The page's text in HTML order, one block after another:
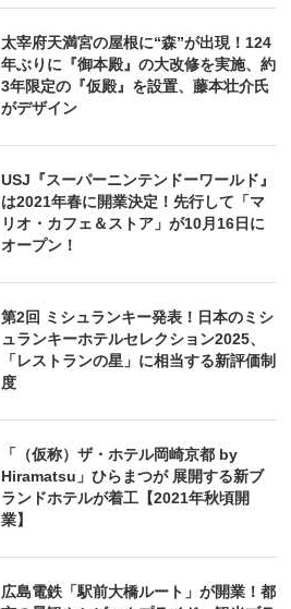
太宰府天満宮の屋根に“森”が出現！124
年ぶりに『御本殿』の大改修を実施、約
3年限定の『仮殿』を設置、藤本壮介氏
がデザイン
USJ『スーパーニンテンドーワールド』
は2021年春に開業決定！先行して「マ
リオ・カフェ＆ストア」が10月16日に
オープン！
第2回 ミシュランキー発表！日本のミシ
ュランキーホテルセレクション2025、
「レストランの星」に相当する新評価制
度
「（仮称）ザ・ホテル岡崎京都 by
Hiramatsu」ひらまつが 展開する新ブ
ランドホテルが着工【2021年秋頃開
業】
広島電鉄「駅前大橋ルート」が開業！都